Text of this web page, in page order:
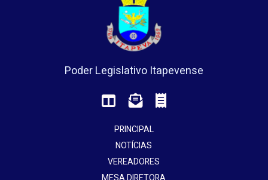
Poder Legislativo Itapevense
PRINCIPAL
NOTÍCIAS
VEREADORES